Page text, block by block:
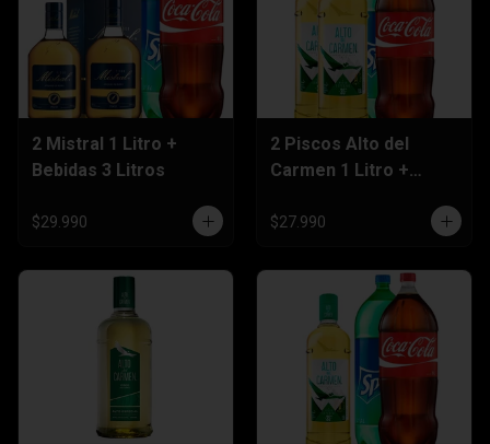
2 Mistral 1 Litro +
Bebidas 3 Litros
$29.990
2 Piscos Alto del
Carmen 1 Litro +
$27.990